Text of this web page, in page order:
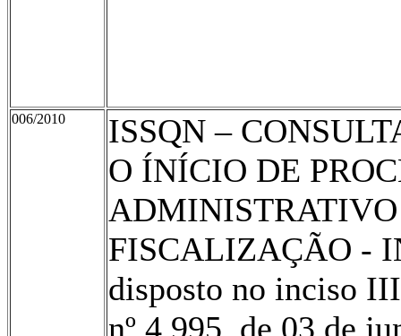
006/2010
ISSQN –
O ÍNÍCIO DE
FISCALIZAÇÃO -
disposto no inciso
nº 4.995, de 03 de